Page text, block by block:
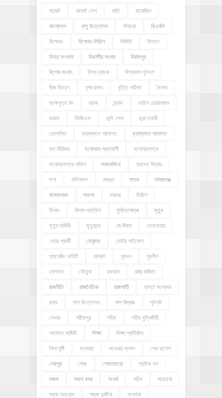
বাজেট বাজেট পেশ বাতি বায়োজিন
বাংলাদেশ বালু উত্তোলন বাঁশচড়া বিএনপি
বিক্ষোভ বিক্ষোভ-মিছিল বিজিবি বিতরণ
বিদায় সংবর্ধনা বিভাগীয় সংবাদ বিরামপুর
বিশেষ সংবাদ বিশ্ব ব্যাংক বিশ্বকাপ ফুটবল
বীজ বিতরণ বৃক্ষরোপন বৃত্তি পরীক্ষা বৈশাখ
ব্রহ্মপুত্র নদ ব্রাক ব্র্যাক ভাইস চেয়ারম্যান
ভারত ভিজিএফ ভূমি সেবা ভূয়া চাকরী
ভোগান্তি ভ্রাম্যমাণ আদালত ভ্রাম্যমান আদালত
মত বিনিময় মনোনয়ন প্রত্যাশী মনোনয়নপত্র
মনোনয়নপত্র দাখিল ময়মনসিংহ মরদেহ উদ্ধার
মশা মহিলাদল মাগুড়া মাদক মাদারগঞ্জ
মানববন্ধন মামলা মারধর মিছিল
মিলাদ মিলাদ মাহফিল মুক্তিযোদ্ধা মৃত্যু
মৃত্যু বার্ষিকী মৃত্যুদন্ড মে দিবস মেনকেয়ার
মেয়র প্রার্থী মেলান্দহ মোটর সাইকেল
ম্যানেজিং কমিটি যানজট যুবদল যুবলীগ
যোগদান যৌতুক রমজান রম্য কবিতা
রাজনীতি রাজনৈতিক রাজশাহী রাস্তা সংস্কার
র‍্যাব লাশ উত্তোলন লাশ উদ্ধার লুটপাট
লেখক শরীফপুর শহীদ শহীদ বুদ্ধিজীবী
শাহাদাত বার্ষিকী শিক্ষা শিক্ষা প্রতিষ্ঠান
শিলা বৃষ্টি শুভেচ্ছা শুভেচ্ছা ক্লাস শেখ রাসেল
শেরপুর শোক শোভাযাত্রা শ্রমিক দল
সকল সকল খবর সংঘর্ষ সচিব সচেতনা
সড়ক অবরোধ সড়ক দুর্ঘটনা সংবর্ধনা